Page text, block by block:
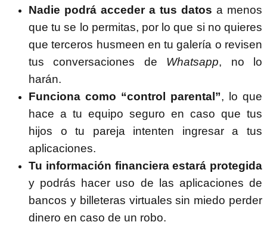
Nadie podrá acceder a tus datos a menos
que tu se lo permitas, por lo que si no quieres
que terceros husmeen en tu galería o revisen
tus conversaciones de Whatsapp, no lo
harán.
Funciona como “control parental”, lo que
hace a tu equipo seguro en caso que tus
hijos o tu pareja intenten ingresar a tus
aplicaciones.
Tu información financiera estará protegida
y podrás hacer uso de las aplicaciones de
bancos y billeteras virtuales sin miedo perder
dinero en caso de un robo.